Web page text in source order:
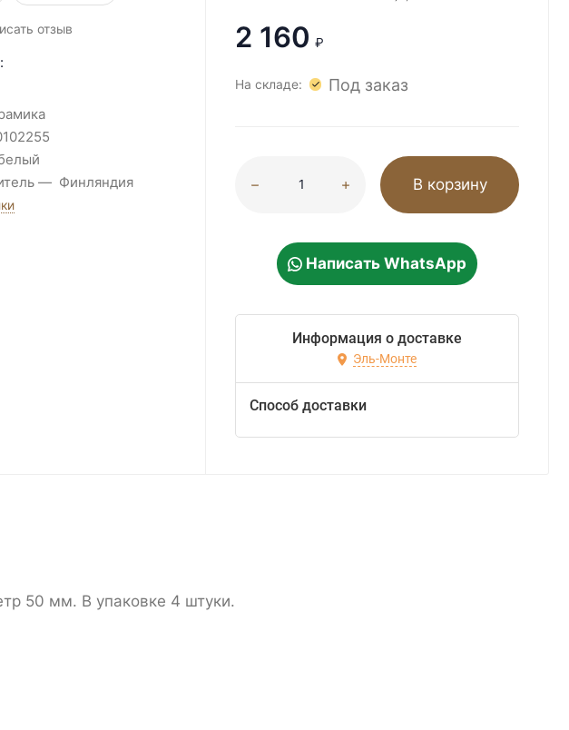
отзыв
Финляндия
2 160 ₽
На складе: Под заказ
В корзину
Написать WhatsApp
Информация о доставке
Эль-Монте
Способ доставки
50 мм. В упаковке 4 штуки.